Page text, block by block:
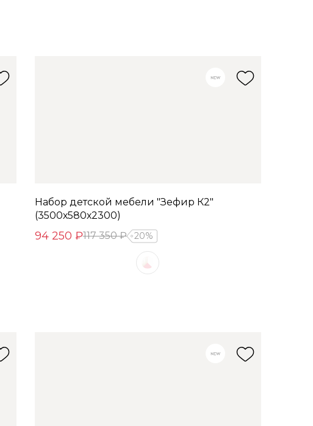
Набор детской мебели "Зефир К2"
(3500х580х2300)
94 250 ₽117 350 ₽ 20%